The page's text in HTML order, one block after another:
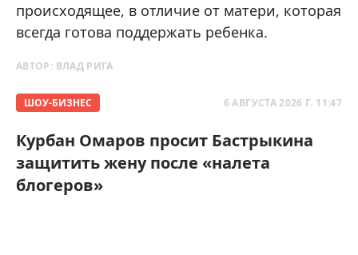
происходящее, в отличие от матери, которая
всегда готова поддержать ребенка.
АВТОР: ВЛАД РИГА
ШОУ-БИЗНЕС 6 АВГУСТА 2026 Г. 11:47
Курбан Омаров просит Бастрыкина
защитить жену после «налета
блогеров»